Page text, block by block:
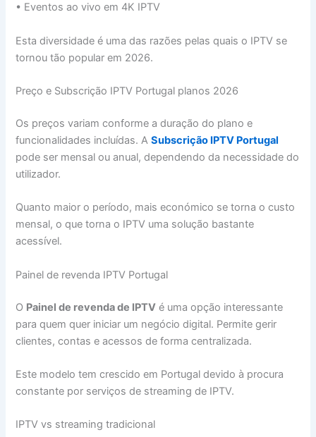
• Eventos ao vivo em 4K IPTV
Esta diversidade é uma das razões pelas quais o IPTV se
tornou tão popular em 2026.
Preço e Subscrição IPTV Portugal planos 2026
Os preços variam conforme a duração do plano e
funcionalidades incluídas. ASubscrição IPTV Portugal
pode ser mensal ou anual, dependendo da necessidade do
utilizador.
Quanto maior o período, mais económico se torna o custo
mensal, o que torna o IPTV uma solução bastante
acessível.
Painel de revenda IPTV Portugal
O Painel de revenda de IPTV é uma opção interessante
para quem quer iniciar um negócio digital. Permite gerir
clientes, contas e acessos de forma centralizada.
Este modelo tem crescido em Portugal devido à procura
constante por serviços de streaming de IPTV.
IPTV vs streaming tradicional